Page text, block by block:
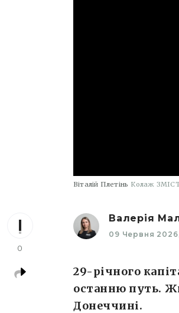
Віталій Плетінь Колаж
0
Валерія
09 Червня
29-річного
останню путь.
Донеччині.